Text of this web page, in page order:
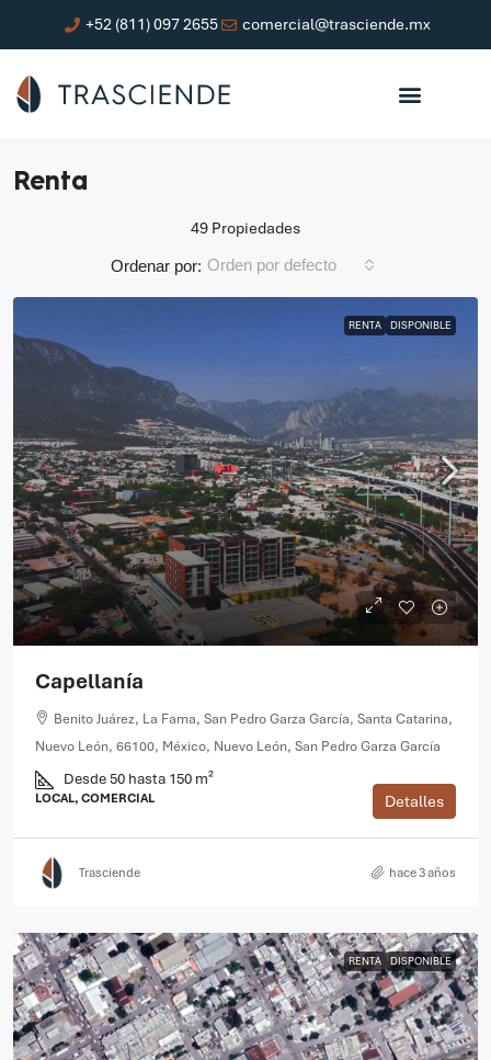
+52 (811) 097 2655 comercial@trasciende.mx
Renta
49 Propiedades
Ordenar por: Orden por defecto
RENTA DISPONIBLE
Capellanía
Benito Juárez, La Fama, San Pedro Garza García, Santa Catarina,
Nuevo León, 66100, México, Nuevo León, San Pedro Garza García
Desde 50 hasta 150 m²
LOCAL, COMERCIAL Detalles
Trasciende hace 3 años
RENTA DISPONIBLE